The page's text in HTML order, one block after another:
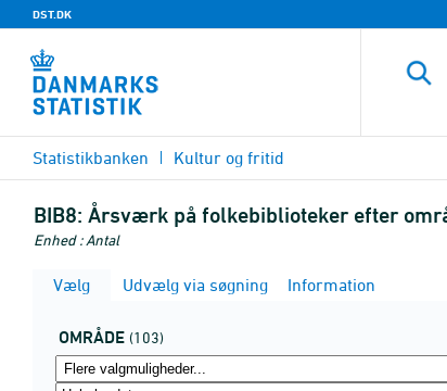
DST.DK
Statistikbanken Kultur og fritid
BIB8: Årsværk på folkebiblioteker efter
Enhed : Antal
Vælg
Udvælg via søgning Information
OMRÅDE (103)